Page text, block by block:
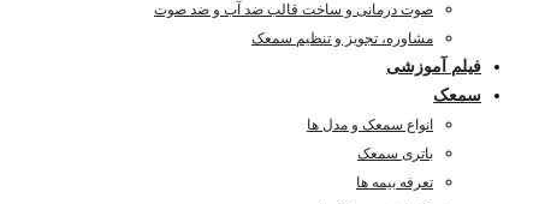
صوت درمانی و ساخت قالب ضد آب و ضد صوت
مشاوره، تجویز و تنظیم سمعک
فیلم آموزشی
سمعک
انواع سمعک و مدل ها
باتری سمعک
تعرفه بیمه ها